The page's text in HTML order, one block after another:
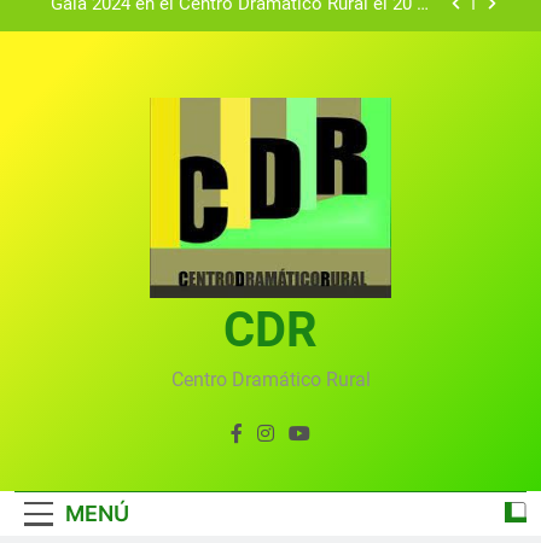
Gala 2024 en el Centro Dramático Rural el 20 de
convocado por el Centro Dramático Rural de Mira
(Cuenca)
Gala anual virtual del Centro Dramático Rural de
Gala del Centro Dramático Rural 2025
Gala 2024 en el Centro Dramático Rural el 20 de
Textos seleccionados en el VI Certamen
Francisco Nieva de piezas breves teatrales
convocado por el Centro Dramático Rural de Mira
Gala anual virtual del Centro Dramático Rural de
CDR
Centro Dramático Rural
MENÚ